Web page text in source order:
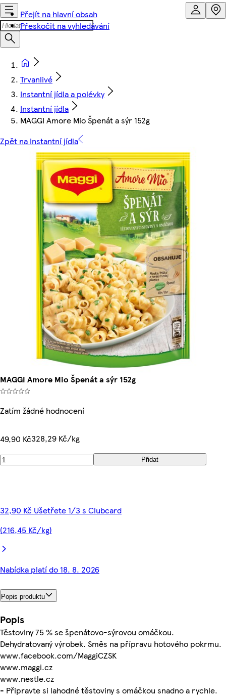
Přejít na hlavní obsah
Přeskočit na vyhledávání
Trvanlivé
Instantní jídla a polévky
Instantní jídla
MAGGI Amore Mio Špenát a sýr 152g
Zpět na Instantní jídla
MAGGI Amore Mio Špenát a sýr 152g
Zatím žádné hodnocení
49,90 Kč328,29 Kč/kg
Přidat
32,90 Kč Ušetřete 1/3 s Clubcard
(216,45 Kč/kg)
Nabídka platí do 18. 8. 2026
Popis produktu
Popis
Těstoviny 75 % se špenátovo-sýrovou omáčkou.
Dehydratovaný výrobek. Směs na přípravu hotového pokrmu.
www.facebook.com/MaggiCZSK
www.maggi.cz
www.nestle.cz
- Připravte si lahodné těstoviny s omáčkou snadno a rychle.